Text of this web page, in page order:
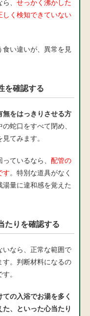
、 せっかく沸かした
しく検知できていない
い違いが、異常を見
を確認する
無をはっきりさせる方
の蛇口をすべて閉め、
てみます。
ているなら、 配管の
す。特別な道具がなく
量に違和感を覚えた
たりを確認する
いなら、正常な範囲で
す。判断材料になるの
。
の入浴でお湯を多く
、といった心当たり